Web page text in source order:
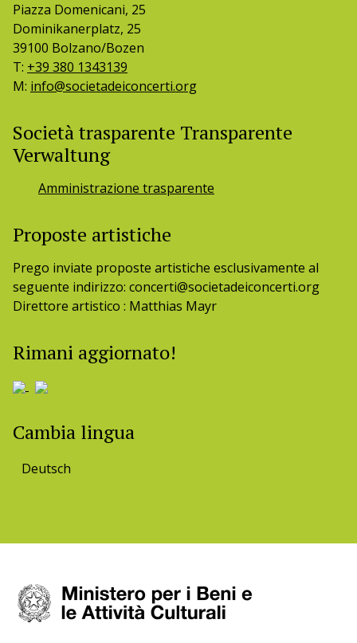
Piazza Domenicani, 25
Dominikanerplatz, 25
39100 Bolzano/Bozen
T: +39 380 1343139
M: info@societadeiconcerti.org
Società trasparente Transparente
Verwaltung
Amministrazione trasparente
Proposte artistiche
Prego inviate proposte artistiche esclusivamente al
seguente indirizzo: concerti@societadeiconcerti.org
Direttore artistico : Matthias Mayr
Rimani aggiornato!
Cambia lingua
Deutsch